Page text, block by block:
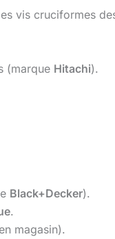
vis cruciformes
(marque Hitachi).
Black+Decker).
.
magasin).